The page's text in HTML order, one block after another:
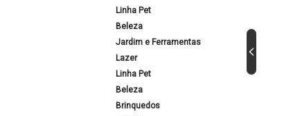
Linha Pet
Beleza
Jardim e Ferramentas
Lazer
Linha Pet
Beleza
Brinquedos